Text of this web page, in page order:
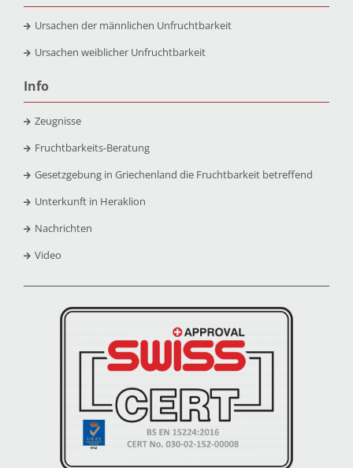
Ursachen der männlichen Unfruchtbarkeit
Ursachen weiblicher Unfruchtbarkeit
Info
Zeugnisse
Fruchtbarkeits-Beratung
Gesetzgebung in Griechenland die Fruchtbarkeit betreffend
Unterkunft in Heraklion
Nachrichten
Video